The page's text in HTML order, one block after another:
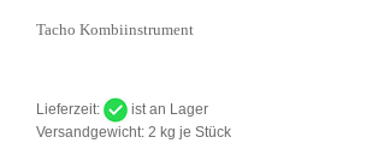
Tacho Kombiinstrument
Lieferzeit:
ist an Lager
Versandgewicht: 2 kg je Stück